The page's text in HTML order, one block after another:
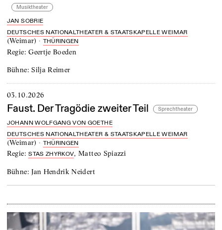
Musiktheater
JAN SOBRIE
DEUTSCHES NATIONALTHEATER & STAATSKAPELLE WEIMAR
(Weimar) · THÜRINGEN
Regie:Geertje Boeden
Bühne:Silja Reimer
03.10.2026
Faust. Der Tragödie zweiter Teil Sprechtheater
JOHANN WOLFGANG VON GOETHE
DEUTSCHES NATIONALTHEATER & STAATSKAPELLE WEIMAR
(Weimar) · THÜRINGEN
Regie:STAS ZHYRKOV,Matteo Spiazzi
Bühne:Jan Hendrik Neidert